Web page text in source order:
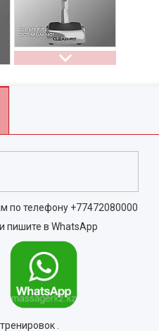
по телефону +77472080000
пишите в WhatsApp
.